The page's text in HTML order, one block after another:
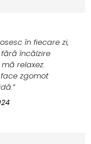
în fiecare zi,
încălzire
relaxez.
zgomot